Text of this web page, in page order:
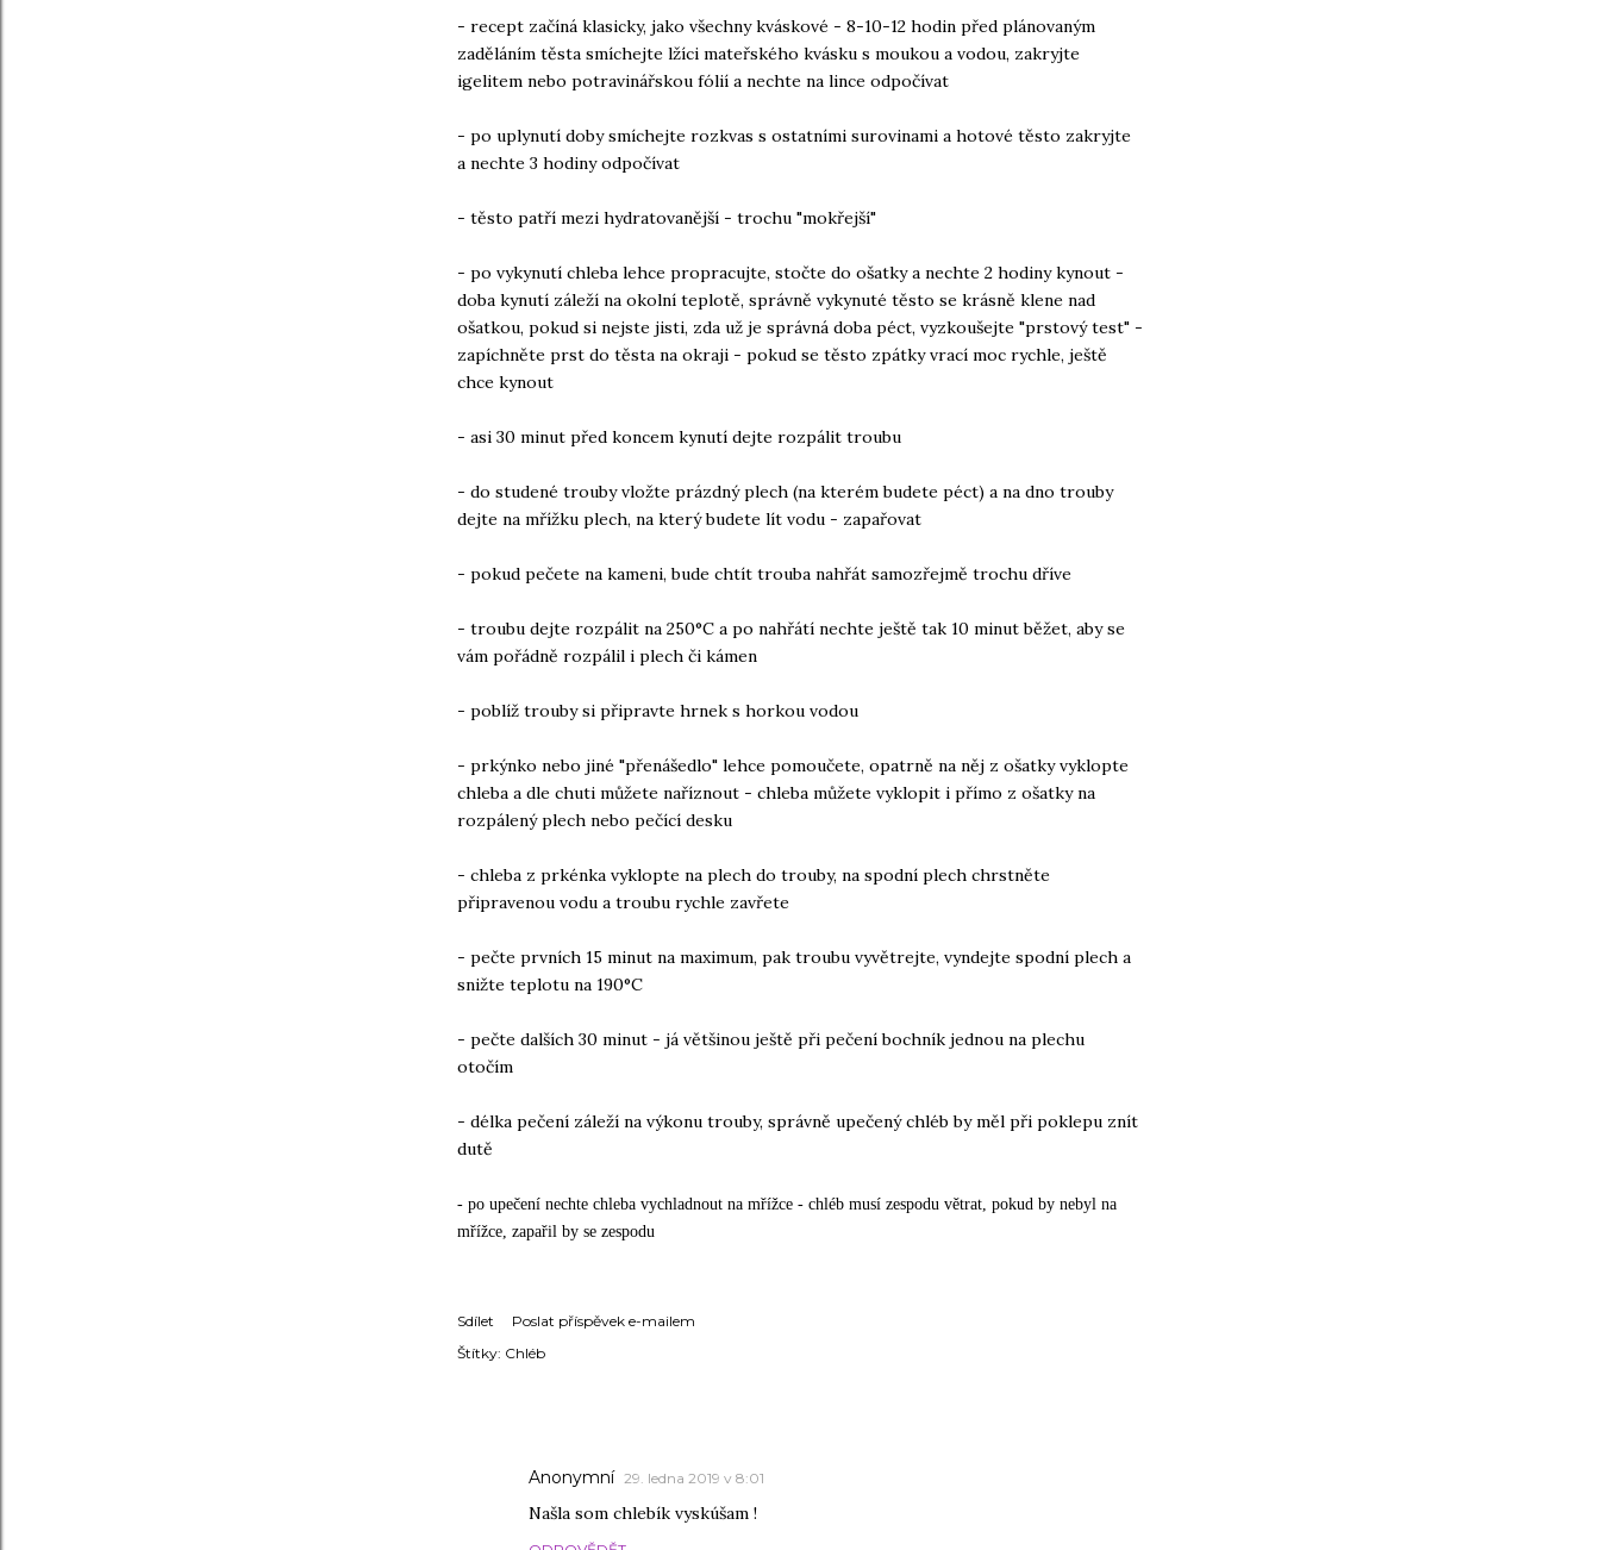
- recept začíná klasicky, jako všechny kváskové - 8-10-12 hodin před plánovaným
zaděláním těsta smíchejte lžíci mateřského kvásku s moukou a vodou, zakryjte
igelitem nebo potravinářskou fólií a nechte na lince odpočívat
- po uplynutí doby smíchejte rozkvas s ostatními surovinami a hotové těsto zakryjte
a nechte 3 hodiny odpočívat
- těsto patří mezi hydratovanější - trochu "mokřejší"
- po vykynutí chleba lehce propracujte, stočte do ošatky a nechte 2 hodiny kynout -
doba kynutí záleží na okolní teplotě, správně vykynuté těsto se krásně klene nad
ošatkou, pokud si nejste jisti, zda už je správná doba péct, vyzkoušejte "prstový test" -
zapíchněte prst do těsta na okraji - pokud se těsto zpátky vrací moc rychle, ještě
chce kynout
- asi 30 minut před koncem kynutí dejte rozpálit troubu
- do studené trouby vložte prázdný plech (na kterém budete péct) a na dno trouby
dejte na mřížku plech, na který budete lít vodu - zapařovat
- pokud pečete na kameni, bude chtít trouba nahřát samozřejmě trochu dříve
- troubu dejte rozpálit na 250°C a po nahřátí nechte ještě tak 10 minut běžet, aby se
vám pořádně rozpálil i plech či kámen
- poblíž trouby si připravte hrnek s horkou vodou
- prkýnko nebo jiné "přenášedlo" lehce pomoučete, opatrně na něj z ošatky vyklopte
chleba a dle chuti můžete naříznout - chleba můžete vyklopit i přímo z ošatky na
rozpálený plech nebo pečící desku
- chleba z prkénka vyklopte na plech do trouby, na spodní plech chrstněte
připravenou vodu a troubu rychle zavřete
- pečte prvních 15 minut na maximum, pak troubu vyvětrejte, vyndejte spodní plech a
snižte teplotu na 190°C
- pečte dalších 30 minut - já většinou ještě při pečení bochník jednou na plechu
otočím
- délka pečení záleží na výkonu trouby, správně upečený chléb by měl při poklepu znít
dutě
- po upečení nechte chleba vychladnout na mřížce - chléb musí zespodu větrat, pokud by nebyl na
mřížce, zapařil by se zespodu
Sdílet
Poslat příspěvek e-mailem
Štítky: Chléb
Anonymní 29. ledna 2019 v 8:01
Našla som chlebík vyskúšam !